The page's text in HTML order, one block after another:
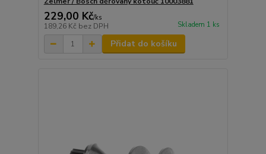
229,00 Kč/ks
189,26 Kč bez DPH Skladem 1 ks
Přidat do košíku